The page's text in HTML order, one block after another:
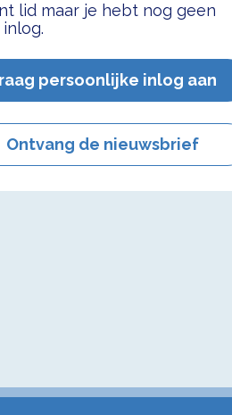
lid maar je hebt nog geen
persoonlijke inlog aan
Ontvang de nieuwsbrief